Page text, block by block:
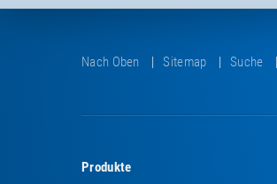
Nach Oben Sitemap Suche
Produkte